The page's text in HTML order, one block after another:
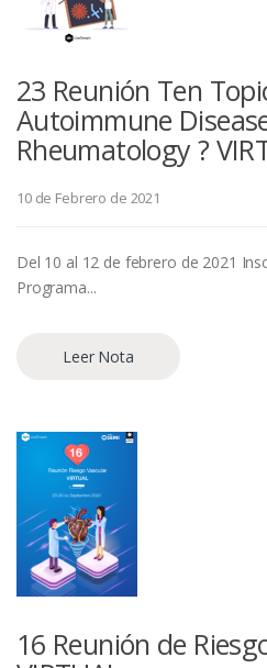
23 Reunión Ten
Autoimmune
Rheumatology ?
10 de Febrero de 2021
Del 10 al 12 de febrero de 2021
Programa...
Leer Nota
16 Reunión de